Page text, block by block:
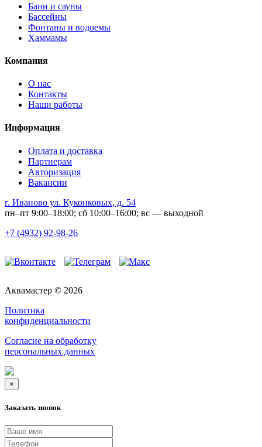
Бани и сауны
Бассейны
Фонтаны и водоемы
Хаммамы
Компания
О нас
Контакты
Наши работы
Информация
Оплата и доставка
Партнерам
Авторизация
Вакансии
г. Иваново ул. Куконковых, д. 54
пн–пт 9:00–18:00; сб 10:00–16:00; вс — выходной
+7 (4932) 92-98-26
Аквамастер © 2026
Политика
конфиденциальности
Согласие на обработку
персональных данных
×
Заказать звонок